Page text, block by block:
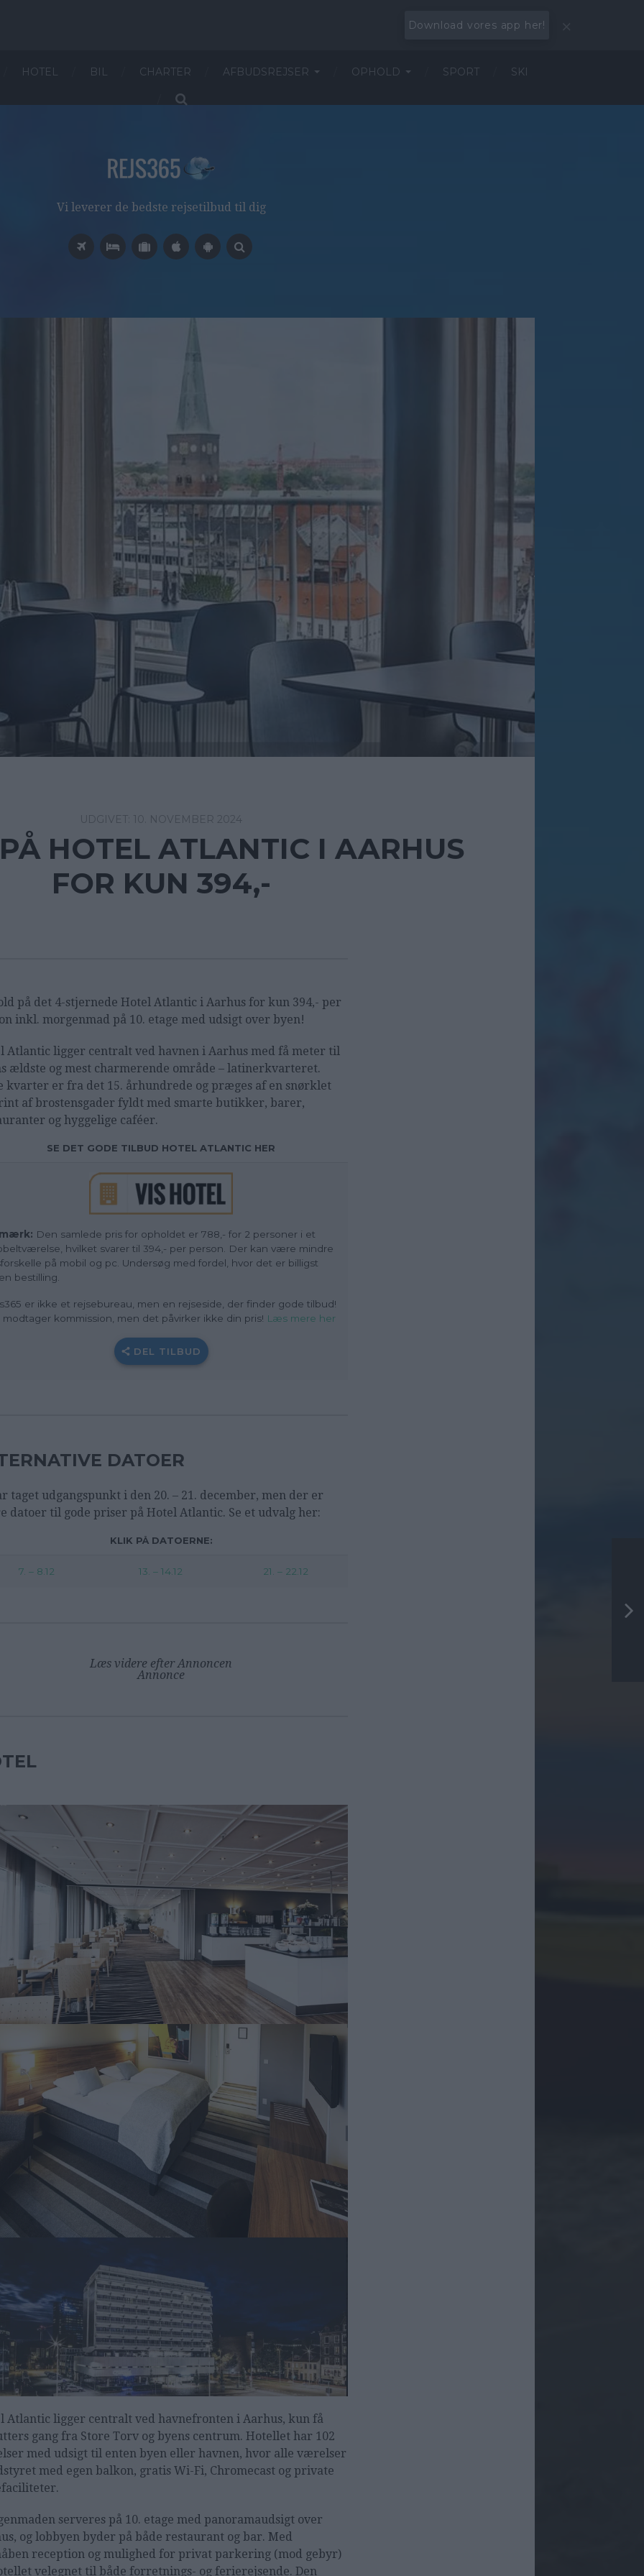
Download vores app her!
HOTEL BIL CHARTER AFBUDSREJSER OPHOLD SPORT SKI
Vi leverer de bedste rejsetilbud til dig
10. NOVEMBER 2024
HOTEL ATLANTIC I AARHUS
FOR KUN 394,-
på det 4-stjernede Hotel Atlantic i Aarhus for kun 394,- per
inkl. morgenmad på 10. etage med udsigt over byen!
Atlantic ligger centralt ved havnen i Aarhus med få meter til
ældste og mest charmerende område – latinerkvarteret.
kvarter er fra det 15. århundrede og præges af en snørklet
af brostensgader fyldt med smarte butikker, barer,
og hyggelige caféer.
SE DET GODE TILBUD HOTEL ATLANTIC HER
Den samlede pris for opholdet er 788,- for 2 personer i et
hvilket svarer til 394,- per person. Der kan være mindre
på mobil og pc. Undersøg med fordel, hvor det er billigst
bestilling.
er ikke et rejsebureau, men en rejseside, der finder gode tilbud!
modtager kommission, men det påvirker ikke din pris! Læs mere her
DEL TILBUD
DATOER
taget udgangspunkt i den 20. – 21. december, men der er
datoer til gode priser på Hotel Atlantic. Se et udvalg her:
KLIK PÅ DATOERNE:
7. – 8.12 13. – 14.12 21. – 22.12
Læs videre efter Annoncen
Annonce
Atlantic ligger centralt ved havnefronten i Aarhus, kun få
gang fra Store Torv og byens centrum. Hotellet har 102
med udsigt til enten byen eller havnen, hvor alle værelser
med egen balkon, gratis Wi-Fi, Chromecast og private
serveres på 10. etage med panoramaudsigt over
og lobbyen byder på både restaurant og bar. Med
reception og mulighed for privat parkering (mod gebyr)
velegnet til både forretnings- og ferierejsende. Den